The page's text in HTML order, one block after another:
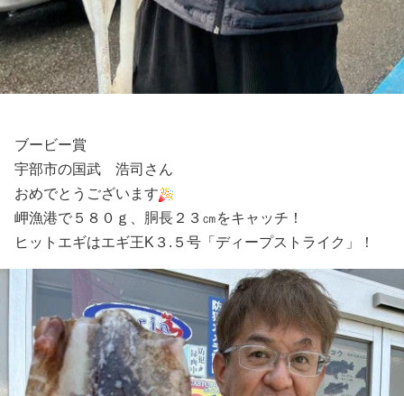
ブービー賞
宇部市の国武 浩司さん
おめでとうございます
岬漁港で５８０ｇ、胴長２３㎝をキャッチ！
ヒットエギはエギ王K３.５号「ディープストライク」！